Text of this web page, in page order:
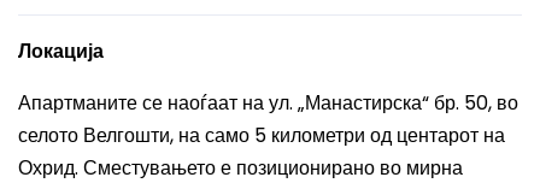
Локација
Апартманите се наоѓаат на ул. „Манастирска“ бр. 50, во
селото Велгошти, на само 5 километри од центарот на
Охрид. Сместувањето е позиционирано во мирна